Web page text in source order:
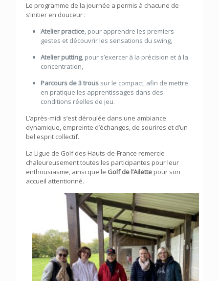
Le programme de la journée a permis à chacune de
s’initier en douceur :
Atelier practice , pour apprendre les premiers
gestes et découvrir les sensations du swing,
Atelier putting, pour s’exercer à la précision et à la
concentration,
Parcours de 3 trous sur le compact, afin de mettre
en pratique les apprentissages dans des
conditions réelles de jeu.
L’après-midi s’est déroulée dans une ambiance
dynamique, empreinte d’échanges, de sourires et d’un
bel esprit collectif.
La Ligue de Golf des Hauts-de-France remercie
chaleureusement toutes les participantes pour leur
enthousiasme, ainsi que le Golf de l’Ailette pour son
accueil attentionné.